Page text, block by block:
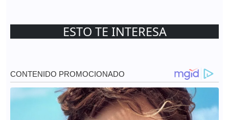
ESTO TE INTERESA